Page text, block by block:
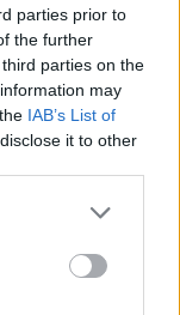
parties prior to
the further
parties on the
may
IAB’s List of
it to other
Комитетот за
кој остана
да може да
им се обрати
присутните
Трамп, а
на Трамп,